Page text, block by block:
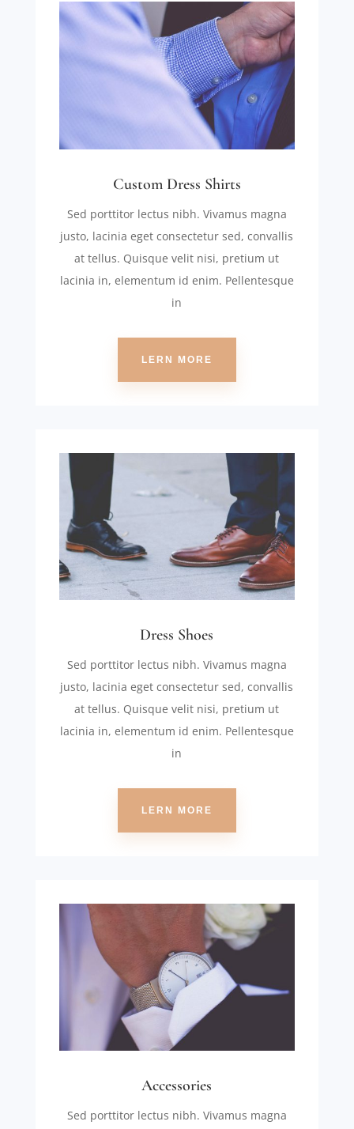
Custom Dress Shirts
Sed porttitor lectus nibh. Vivamus magna
justo, lacinia eget consectetur sed, convallis
at tellus. Quisque velit nisi, pretium ut
lacinia in, elementum id enim. Pellentesque
in
LERN MORE
Dress Shoes
Sed porttitor lectus nibh. Vivamus magna
justo, lacinia eget consectetur sed, convallis
at tellus. Quisque velit nisi, pretium ut
lacinia in, elementum id enim. Pellentesque
in
LERN MORE
Accessories
Sed porttitor lectus nibh. Vivamus magna